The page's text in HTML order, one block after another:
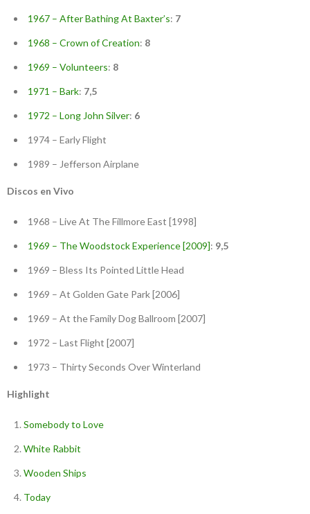
1967 – After Bathing At Baxter’s: 7
1968 – Crown of Creation: 8
1969 – Volunteers: 8
1971 – Bark: 7,5
1972 – Long John Silver: 6
1974 – Early Flight
1989 – Jefferson Airplane
Discos en Vivo
1968 – Live At The Fillmore East [1998]
1969 – The Woodstock Experience [2009]: 9,5
1969 – Bless Its Pointed Little Head
1969 – At Golden Gate Park [2006]
1969 – At the Family Dog Ballroom [2007]
1972 – Last Flight [2007]
1973 – Thirty Seconds Over Winterland
Highlight
Somebody to Love
White Rabbit
Wooden Ships
Today